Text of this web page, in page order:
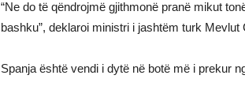
“Ne do të qëndrojmë gjithmonë pranë mikut
bashku”, deklaroi ministri i jashtëm turk Mevlut
Spanja është vendi i dytë në botë më i prekur